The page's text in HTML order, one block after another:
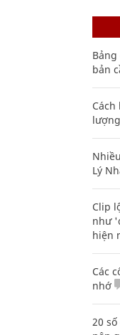
bản
Lý
Clip
như
hiện
Các
nhớ
20